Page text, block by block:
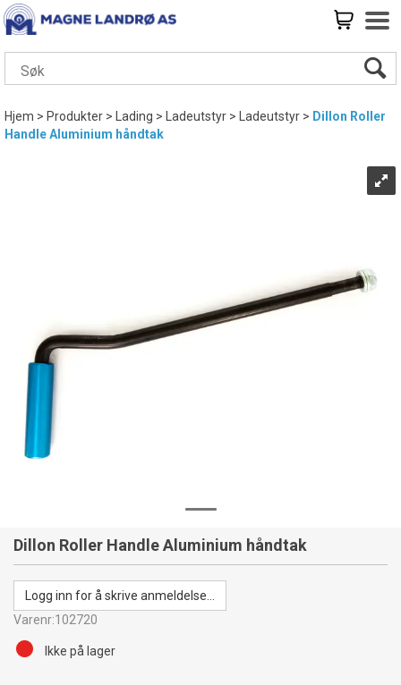
Hjem>Produkter> Lading> Ladeutstyr> Ladeutstyr> Dillon Roller
Handle Aluminium håndtak
Dillon Roller Handle Aluminium håndtak
Logg inn for å skrive anmeldelse...
Varenr:102720
Ikke på lager